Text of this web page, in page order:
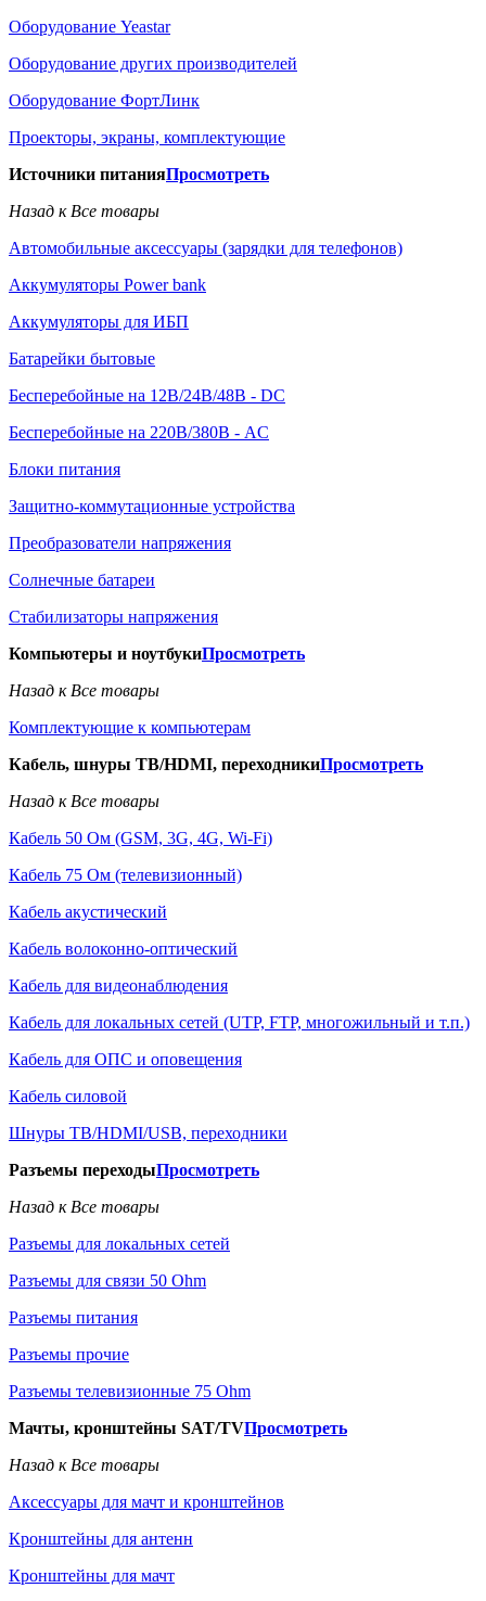
Оборудование Yeastar
Оборудование других производителей
Оборудование ФортЛинк
Проекторы, экраны, комплектующие
Источники питанияПросмотреть
Назад к Все товары
Автомобильные аксессуары (зарядки для телефонов)
Аккумуляторы Power bank
Аккумуляторы для ИБП
Батарейки бытовые
Бесперебойные на 12В/24В/48В - DC
Бесперебойные на 220В/380В - AC
Блоки питания
Защитно-коммутационные устройства
Преобразователи напряжения
Солнечные батареи
Стабилизаторы напряжения
Компьютеры и ноутбукиПросмотреть
Назад к Все товары
Комплектующие к компьютерам
Кабель, шнуры ТВ/HDMI, переходникиПросмотреть
Назад к Все товары
Кабель 50 Ом (GSM, 3G, 4G, Wi-Fi)
Кабель 75 Ом (телевизионный)
Кабель акустический
Кабель волоконно-оптический
Кабель для видеонаблюдения
Кабель для локальных сетей (UTP, FTP, многожильный и т.п.)
Кабель для ОПС и оповещения
Кабель силовой
Шнуры ТВ/HDMI/USB, переходники
Разъемы переходыПросмотреть
Назад к Все товары
Разъемы для локальных сетей
Разъемы для связи 50 Ohm
Разъемы питания
Разъемы прочие
Разъемы телевизионные 75 Ohm
Мачты, кронштейны SAT/TVПросмотреть
Назад к Все товары
Аксессуары для мачт и кронштейнов
Кронштейны для антенн
Кронштейны для мачт